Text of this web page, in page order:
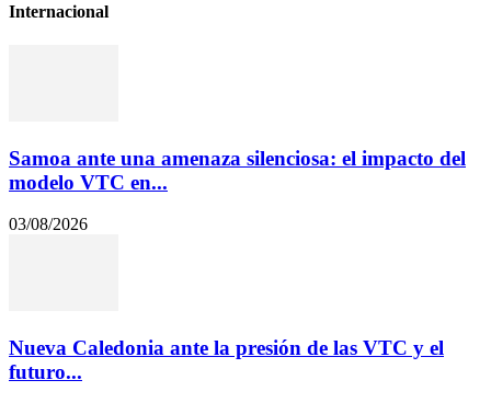
Internacional
Samoa ante una amenaza silenciosa: el impacto del
modelo VTC en...
03/08/2026
Nueva Caledonia ante la presión de las VTC y el
futuro...